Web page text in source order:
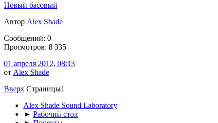
Новый басовый
Автор Alex Shade
Сообщений: 0
Просмотров: 8 335
01 апреля 2012, 08:13
от Alex Shade
Вверх Страницы1
Alex Shade Sound Laboratory
► Рабочий стол